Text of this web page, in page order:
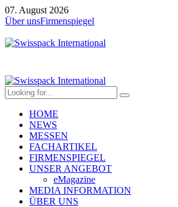
07. August 2026
Über unsFirmenspiegel
HOME
NEWS
MESSEN
FACHARTIKEL
FIRMENSPIEGEL
UNSER ANGEBOT
eMagazine
MEDIA INFORMATION
ÜBER UNS